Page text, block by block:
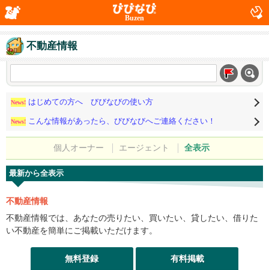
Buzen
不動産情報
News! はじめての方へ びびなびの使い方
News! こんな情報があったら、びびなびへご連絡ください！
個人オーナー エージェント 全表示
最新から全表示
不動産情報
不動産情報では、あなたの売りたい、買いたい、貸したい、借りた
い不動産を簡単にご掲載いただけます。
無料登録 有料掲載